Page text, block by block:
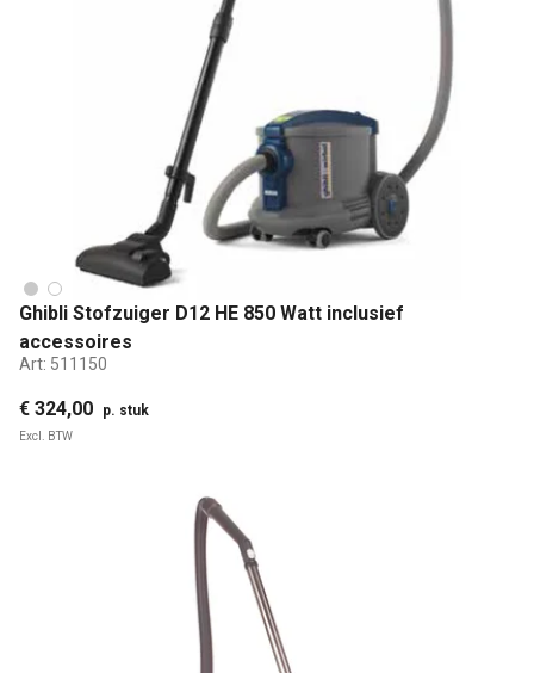
Ghibli Stofzuiger D12 HE 850 Watt inclusief
accessoires
Art: 511150
€ 324,00 p. stuk
Excl. BTW